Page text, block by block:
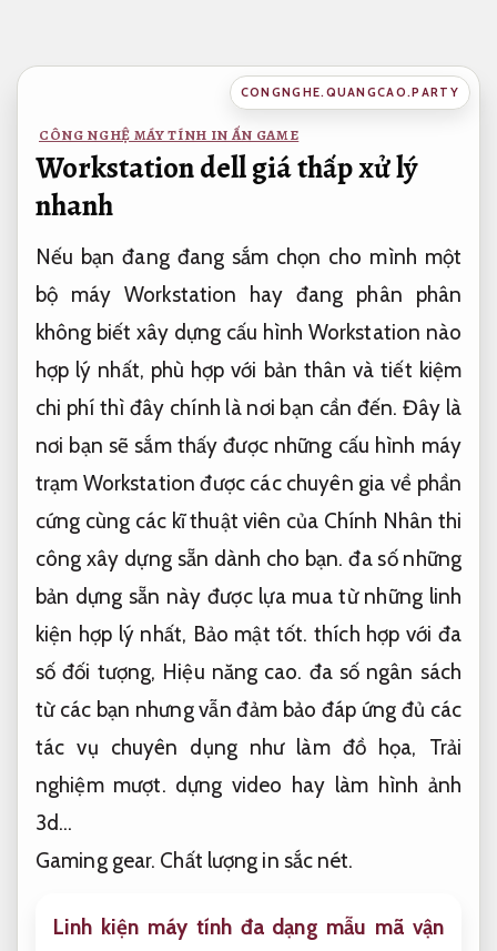
dung
CONGNGHE.QUANGCAO.PARTY
CÔNG NGHỆ MÁY TÍNH IN ẤN GAME
Workstation dell giá thấp xử lý
nhanh
Nếu bạn đang đang sắm chọn cho mình một
bộ máy Workstation hay đang phân phân
không biết xây dựng cấu hình Workstation nào
hợp lý nhất, phù hợp với bản thân và tiết kiệm
chi phí thì đây chính là nơi bạn cần đến. Đây là
nơi bạn sẽ sắm thấy được những cấu hình máy
trạm Workstation được các chuyên gia về phần
cứng cùng các kĩ thuật viên của Chính Nhân thi
công xây dựng sẵn dành cho bạn. đa số những
bản dựng sẵn này được lựa mua từ những linh
kiện hợp lý nhất, Bảo mật tốt. thích hợp với đa
số đối tượng, Hiệu năng cao. đa số ngân sách
từ các bạn nhưng vẫn đảm bảo đáp ứng đủ các
tác vụ chuyên dụng như làm đồ họa, Trải
nghiệm mượt. dựng video hay làm hình ảnh
3d…
Gaming gear. Chất lượng in sắc nét.
Linh kiện máy tính đa dạng mẫu mã vận